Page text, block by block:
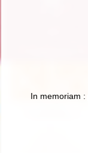
In memoriam :